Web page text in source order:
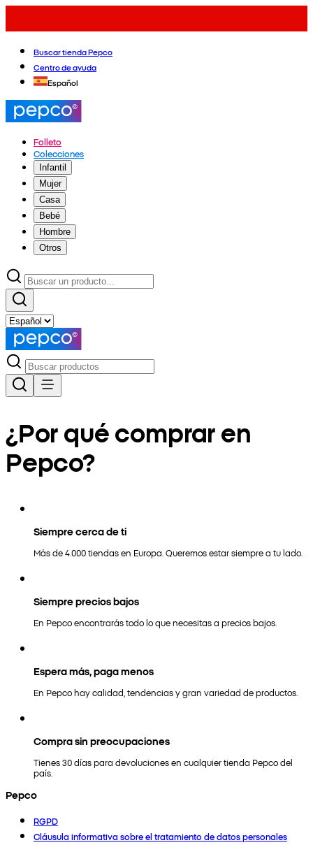
Buscar tienda Pepco
Centro de ayuda
Español
Folleto
Colecciones
Infantil
Mujer
Casa
Bebé
Hombre
Otros
¿Por qué comprar en
Pepco?
Siempre cerca de ti
Más de 4.000 tiendas en Europa. Queremos estar siempre a tu lado.
Siempre precios bajos
En Pepco encontrarás todo lo que necesitas a precios bajos.
Espera más, paga menos
En Pepco hay calidad, tendencias y gran variedad de productos.
Compra sin preocupaciones
Tienes 30 días para devoluciones en cualquier tienda Pepco del
país.
Pepco
RGPD
Cláusula informativa sobre el tratamiento de datos personales